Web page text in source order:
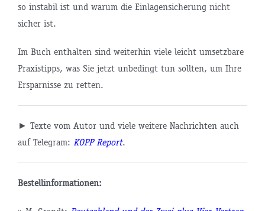
so instabil ist und warum die Einlagensicherung nicht
sicher ist.
Im Buch enthalten sind weiterhin viele leicht umsetzbare
Praxistipps, was Sie jetzt unbedingt tun sollten, um Ihre
Ersparnisse zu retten.
► Texte vom Autor und viele weitere Nachrichten auch
auf Telegram: KOPP Report.
Bestellinformationen: